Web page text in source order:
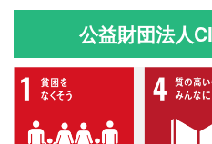
公益財団法人